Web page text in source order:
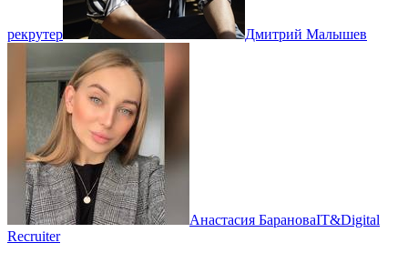
рекрутер Дмитрий Малышев
Анастасия БарановаIT&Digital
Recruiter